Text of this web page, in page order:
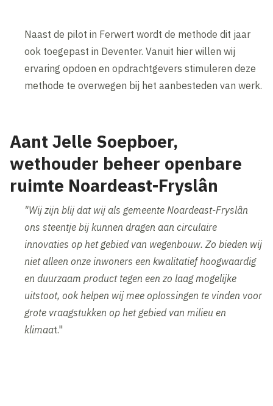
Naast de pilot in Ferwert wordt de methode dit jaar
ook toegepast in Deventer. Vanuit hier willen wij
ervaring opdoen en opdrachtgevers stimuleren deze
methode te overwegen bij het aanbesteden van werk.
Aant Jelle Soepboer,
wethouder beheer openbare
ruimte Noardeast-Fryslân
"Wij zijn blij dat wij als gemeente Noardeast-Fryslân
ons steentje bij kunnen dragen aan circulaire
innovaties op het gebied van wegenbouw. Zo bieden wij
niet alleen onze inwoners een kwalitatief hoogwaardig
en duurzaam product tegen een zo laag mogelijke
uitstoot, ook helpen wij mee oplossingen te vinden voor
grote vraagstukken op het gebied van milieu en
klimaat."